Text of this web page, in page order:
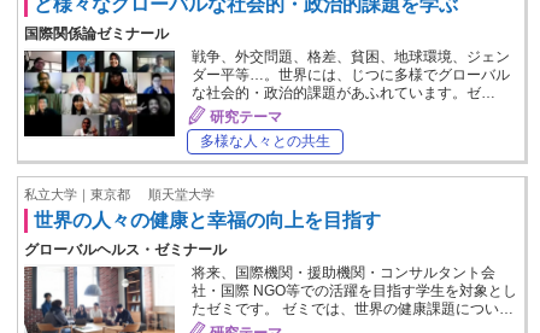
国際関係論ゼミナール
戦争、外交問題、格差、貧困、地球環境、ジェン
ダー平等…。世界には、じつに多様でグローバル
な社会的・政治的課題があふれています。ゼ…
研究テーマ
多様な人々との共生
私立大学｜東京都 順天堂大学
世界の人々の健康と幸福の向上を目指す
グローバルヘルス・ゼミナール
将来、国際機関・援助機関・コンサルタント会
社・国際 NGO等での活躍を目指す学生を対象とし
たゼミです。 ゼミでは、世界の健康課題につい…